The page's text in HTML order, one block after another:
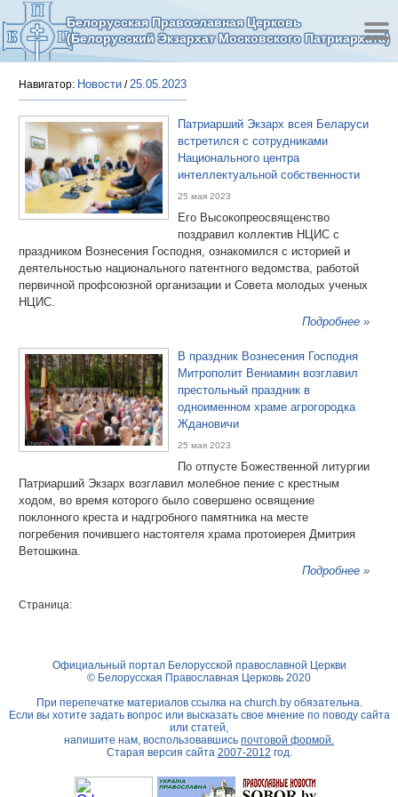
Белорусская Православная Церковь
(Белорусский Экзархат Московского Патриархата)
Навигатор: Новости /25.05.2023
Патриарший Экзарх всея Беларуси
встретился с сотрудниками
Национального центра
интеллектуальной собственности
25 мая 2023
Его Высокопреосвященство
поздравил коллектив НЦИС с
праздником Вознесения Господня, ознакомился с историей и
деятельностью национального патентного ведомства, работой
первичной профсоюзной организации и Совета молодых ученых
НЦИС.
Подробнее »
В праздник Вознесения Господня
Митрополит Вениамин возглавил
престольный праздник в
одноименном храме агрогородка
Ждановичи
25 мая 2023
По отпусте Божественной литургии
Патриарший Экзарх возглавил молебное пение с крестным
ходом, во время которого было совершено освящение
поклонного креста и надгробного памятника на месте
погребения почившего настоятеля храма протоиерея Дмитрия
Ветошкина.
Подробнее »
Страница:
Официальный портал Белорусской православной Церкви
© Белорусская Православная Церковь 2020
При перепечатке материалов ссылка на church.byобязательна.
Если вы хотите задать вопрос или высказать свое мнение по поводу сайта
или статей,
напишите нам, воспользовавшись почтовой формой.
Старая версия сайта 2007-2012 год.